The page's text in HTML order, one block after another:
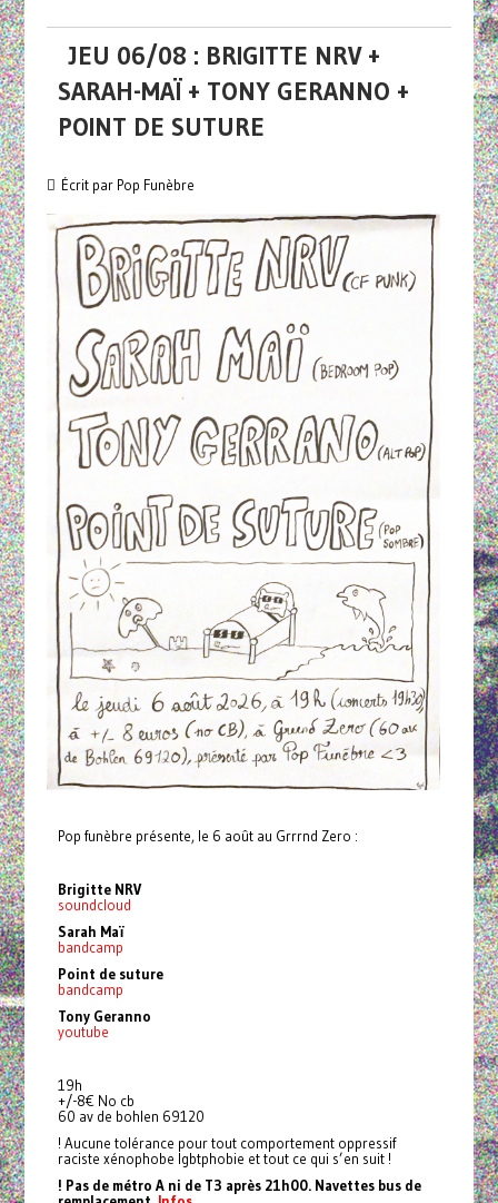
JEU 06/08 : BRIGITTE NRV +
SARAH-MAÏ + TONY GERANNO +
POINT DE SUTURE
Écrit par Pop Funèbre
Pop funèbre présente, le 6 août au Grrrnd Zero :
Brigitte NRV
soundcloud
Sarah Maï
bandcamp
Point de suture
bandcamp
Tony Geranno
youtube
19h
+/-8€ No cb
60 av de bohlen 69120
! Aucune tolérance pour tout comportement oppressif
raciste xénophobe lgbtphobie et tout ce qui s’en suit !
! Pas de métro A ni de T3 après 21h00. Navettes bus de